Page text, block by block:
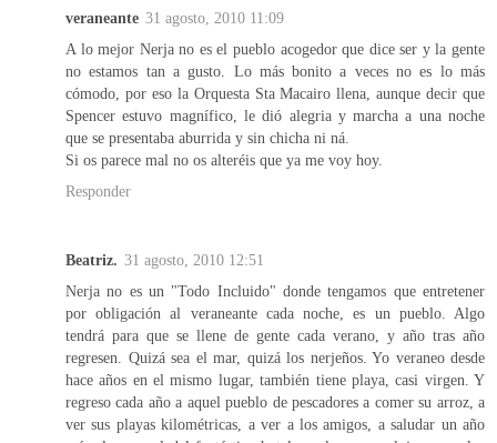
veraneante 31 agosto, 2010 11:09
A lo mejor Nerja no es el pueblo acogedor que dice ser y la gente
no estamos tan a gusto. Lo más bonito a veces no es lo más
cómodo, por eso la Orquesta Sta Macairo llena, aunque decir que
Spencer estuvo magnífico, le dió alegria y marcha a una noche
que se presentaba aburrida y sin chicha ni ná.
Si os parece mal no os alteréis que ya me voy hoy.
Responder
Beatriz. 31 agosto, 2010 12:51
Nerja no es un "Todo Incluido" donde tengamos que entretener
por obligación al veraneante cada noche, es un pueblo. Algo
tendrá para que se llene de gente cada verano, y año tras año
regresen. Quizá sea el mar, quizá los nerjeños. Yo veraneo desde
hace años en el mismo lugar, también tiene playa, casi virgen. Y
regreso cada año a aquel pueblo de pescadores a comer su arroz, a
ver sus playas kilométricas, a ver a los amigos, a saludar un año